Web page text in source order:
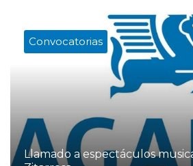
Convocatorias
Llamado a espectáculos